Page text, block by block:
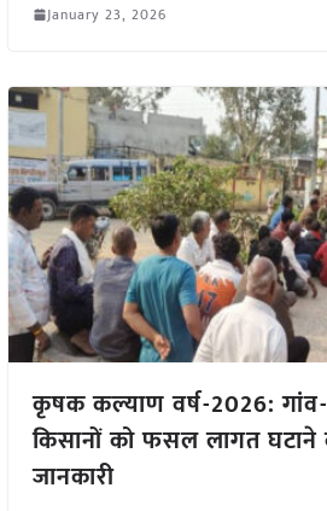
January 23, 2026
कृषक कल्याण वर्ष-2026:
किसानों को फसल लागत घटाने
जानकारी